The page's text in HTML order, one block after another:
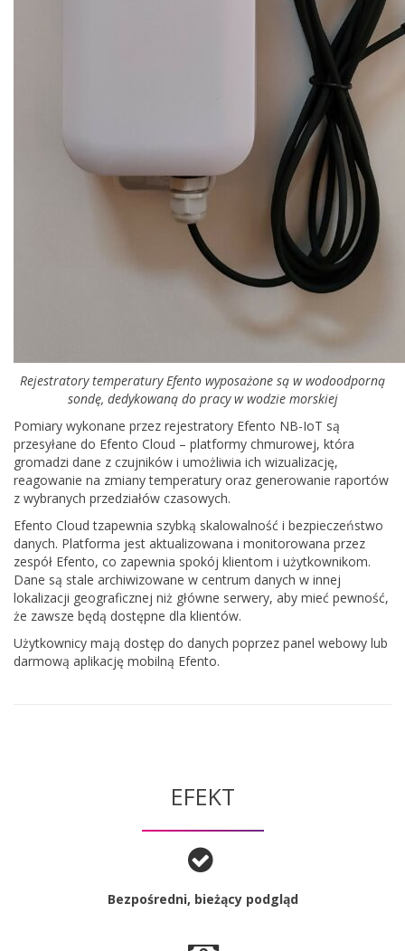
Rejestratory temperatury Efento wyposażone są w wodoodporną
sondę, dedykowaną do pracy w wodzie morskiej
Pomiary wykonane przez rejestratory Efento NB-IoT są
przesyłane do Efento Cloud – platformy chmurowej, która
gromadzi dane z czujników i umożliwia ich wizualizację,
reagowanie na zmiany temperatury oraz generowanie raportów
z wybranych przedziałów czasowych.
Efento Cloud tzapewnia szybką skalowalność i bezpieczeństwo
danych. Platforma jest aktualizowana i monitorowana przez
zespół Efento, co zapewnia spokój klientom i użytkownikom.
Dane są stale archiwizowane w centrum danych w innej
lokalizacji geograficznej niż główne serwery, aby mieć pewność,
że zawsze będą dostępne dla klientów.
Użytkownicy mają dostęp do danych poprzez panel webowy lub
darmową aplikację mobilną Efento.
EFEKT
Bezpośredni, bieżący podgląd